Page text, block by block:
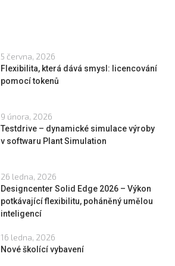
5 června, 2026
Flexibilita, která dává smysl: licencování
pomocí tokenů
9 února, 2026
Testdrive – dynamické simulace výroby
v softwaru Plant Simulation
26 ledna, 2026
Designcenter Solid Edge 2026 – Výkon
potkávající flexibilitu, poháněný umělou
inteligencí
16 ledna, 2026
Nové školící vybavení